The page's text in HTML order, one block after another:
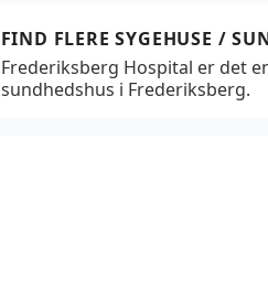
FIND FLERE SYGEHUSE /
Frederiksberg Hospital er det
sundhedshus i Frederiksberg.